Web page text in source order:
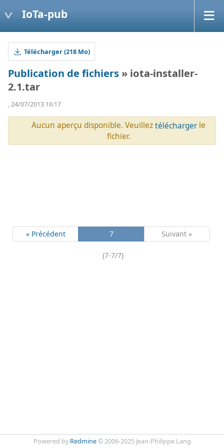
IoTa-pub
Télécharger (218 Mo)
Publication de fichiers » iota-installer-
2.1.tar
, 24/07/2013 16:17
Aucun aperçu disponible. Veuilleztélécharger le
fichier.
« Précédent 7 Suivant »
(7-7/7)
Powered by Redmine© 2006-2025 Jean-Philippe Lang